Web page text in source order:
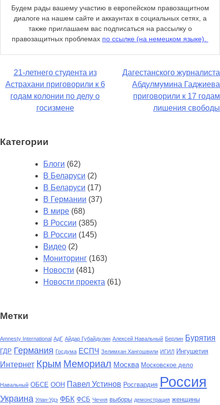
Будем рады вашему участию в европейском правозащитном
диалоге на нашем сайте и аккаунтах в социальных сетях, а
также приглашаем вас подписаться на рассылку о
правозащитных проблемах по ссылке (на немецком языке).
Навигация
по
записям
21-летнего студента из
Астрахани приговорили к 6
годам колонии по делу о
госизмене
Дагестанского журналиста
Абдулмумина Гаджиева
приговорили к 17 годам
лишения свободы
Категории
Блоги (62)
В Беларуси (2)
В Беларуси (17)
В Германии (37)
В мире (68)
В России (385)
В России (145)
Видео (2)
Мониторинг (163)
Новости (481)
Новости проекта (61)
Метки
Amnesty International АдГ Айдар Губайдулин Алексей Навальный Берлин Бурятия
ГДР Германия Госдума ЕСПЧ Зелимхан Хангошвили ИГИЛ Ингушетия
Интернет Крым Мемориал Москва Московское дело
Навальный ОБСЕ ООН Павел Устинов Росгвардия Россия
Украина Улан-Удэ ФБК ФСБ Чечня выборы демонстрация женщины